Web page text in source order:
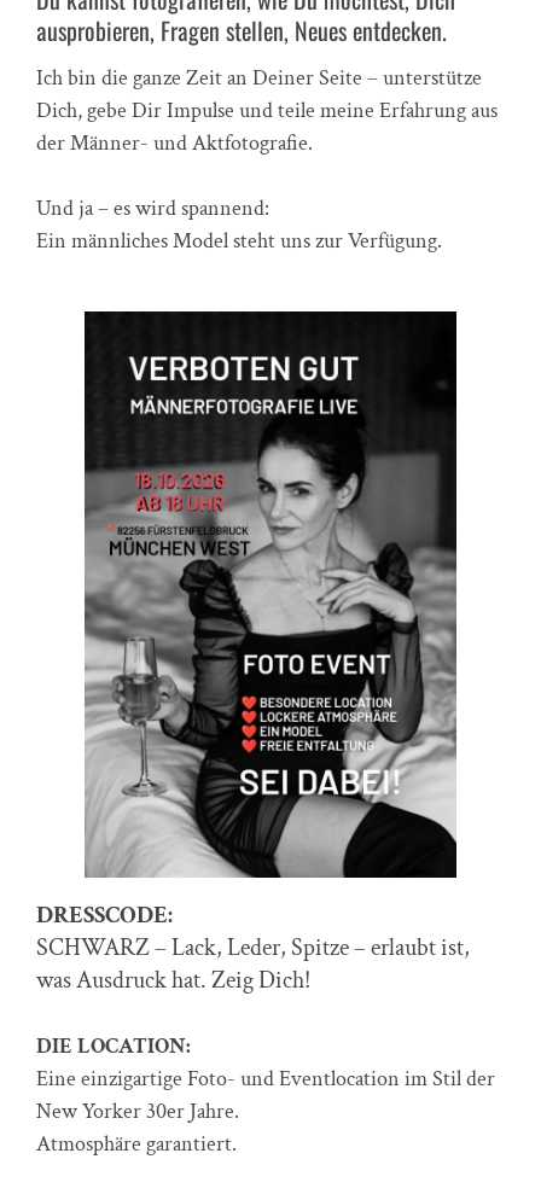
ausprobieren, Fragen stellen, Neues entdecken.
Ich bin die ganze Zeit an Deiner Seite – unterstütze
Dich, gebe Dir Impulse und teile meine Erfahrung aus
der Männer- und Aktfotografie.
Und ja – es wird spannend:
Ein männliches Model steht uns zur Verfügung.
DRESSCODE:
SCHWARZ – Lack, Leder, Spitze – erlaubt ist,
was Ausdruck hat. Zeig Dich!
DIE LOCATION:
Eine einzigartige Foto- und Eventlocation im Stil der
New Yorker 30er Jahre.
Atmosphäre garantiert.